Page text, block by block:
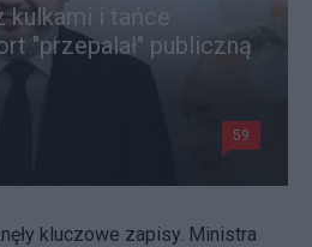
kulkami i tańce
"przepalał" publiczną
59
kluczowe zapisy. Ministra